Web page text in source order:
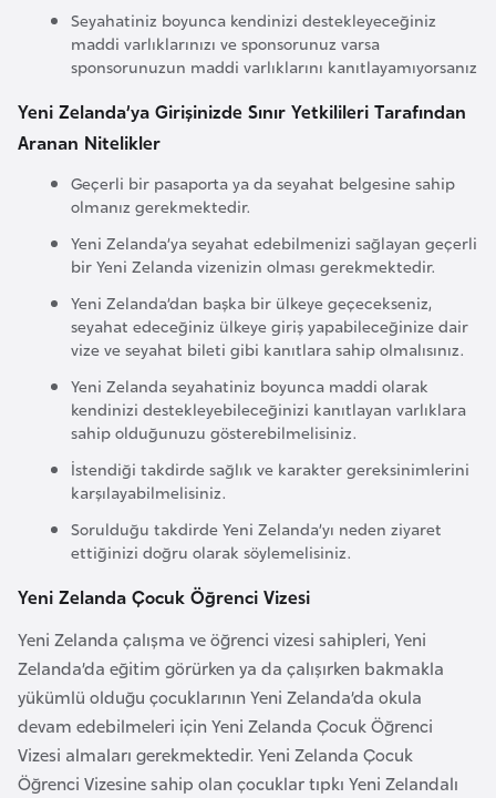
Seyahatiniz boyunca kendinizi destekleyeceğiniz
maddi varlıklarınızı ve sponsorunuz varsa
sponsorunuzun maddi varlıklarını kanıtlayamıyorsanız
Yeni Zelanda’ya Girişinizde Sınır Yetkilileri Tarafından
Aranan Nitelikler
Geçerli bir pasaporta ya da seyahat belgesine sahip
olmanız gerekmektedir.
Yeni Zelanda’ya seyahat edebilmenizi sağlayan geçerli
bir Yeni Zelanda vizenizin olması gerekmektedir.
Yeni Zelanda’dan başka bir ülkeye geçecekseniz,
seyahat edeceğiniz ülkeye giriş yapabileceğinize dair
vize ve seyahat bileti gibi kanıtlara sahip olmalısınız.
Yeni Zelanda seyahatiniz boyunca maddi olarak
kendinizi destekleyebileceğinizi kanıtlayan varlıklara
sahip olduğunuzu gösterebilmelisiniz.
İstendiği takdirde sağlık ve karakter gereksinimlerini
karşılayabilmelisiniz.
Sorulduğu takdirde Yeni Zelanda’yı neden ziyaret
ettiğinizi doğru olarak söylemelisiniz.
Yeni Zelanda Çocuk Öğrenci Vizesi
Yeni Zelanda çalışma ve öğrenci vizesi sahipleri, Yeni
Zelanda’da eğitim görürken ya da çalışırken bakmakla
yükümlü olduğu çocuklarının Yeni Zelanda’da okula
devam edebilmeleri için Yeni Zelanda Çocuk Öğrenci
Vizesi almaları gerekmektedir. Yeni Zelanda Çocuk
Öğrenci Vizesine sahip olan çocuklar tıpkı Yeni Zelandalı
l
ç
e
r
s
e
k